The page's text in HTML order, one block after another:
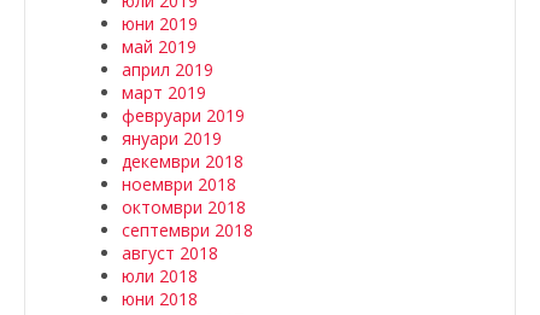
юни 2019
май 2019
април 2019
март 2019
февруари 2019
януари 2019
декември 2018
ноември 2018
октомври 2018
септември 2018
август 2018
юли 2018
юни 2018